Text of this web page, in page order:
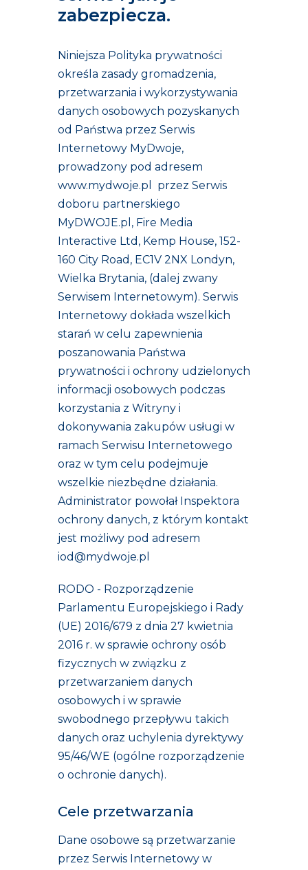
zabezpiecza.
Niniejsza Polityka prywatności
określa zasady gromadzenia,
przetwarzania i wykorzystywania
danych osobowych pozyskanych
od Państwa przez Serwis
Internetowy MyDwoje,
prowadzony pod adresem
www.mydwoje.pl
przez Serwis
doboru partnerskiego
MyDWOJE.pl, Fire Media
Interactive Ltd, Kemp House, 152-
160 City Road, EC1V 2NX Londyn,
Wielka Brytania, (dalej zwany
Serwisem Internetowym). Serwis
Internetowy dokłada wszelkich
starań w celu zapewnienia
poszanowania Państwa
prywatności i ochrony udzielonych
informacji osobowych podczas
korzystania z Witryny i
dokonywania zakupów usługi w
ramach Serwisu Internetowego
oraz w tym celu podejmuje
wszelkie niezbędne działania.
Administrator powołał Inspektora
ochrony danych, z którym kontakt
jest możliwy pod adresem
iod@mydwoje.pl
RODO - Rozporządzenie
Parlamentu Europejskiego i Rady
(UE) 2016/679 z dnia 27 kwietnia
2016 r. w sprawie ochrony osób
fizycznych w związku z
przetwarzaniem danych
osobowych i w sprawie
swobodnego przepływu takich
danych oraz uchylenia dyrektywy
95/46/WE (ogólne rozporządzenie
o ochronie danych).
Cele przetwarzania
Dane osobowe są przetwarzanie
przez Serwis Internetowy w